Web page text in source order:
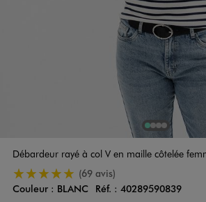
1Sur 4
2Sur 4
3Sur 4
4 Sur 4
Débardeur rayé à col V en maille côtelée
5/5 de moyenne(69 avis)
Couleur
Couleur : BLANC Réf. : 40289590839